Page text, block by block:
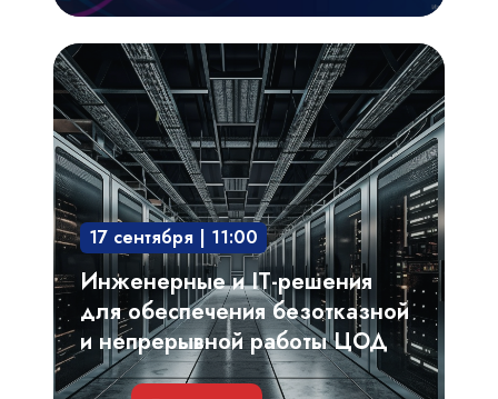
Инженерные
и
IT-
решения
для
обеспечения
безотказной
и
непрерывной
работы
ЦОД
17 сентября | 11:00
Инженерные и IT-решения
для обеспечения безотказной
и непрерывной работы ЦОД